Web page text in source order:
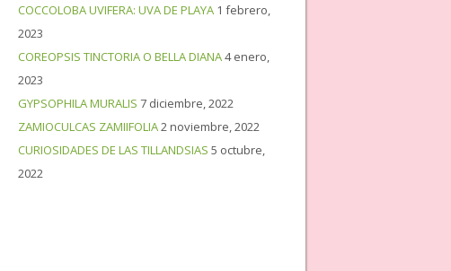
COCCOLOBA UVIFERA: UVA DE PLAYA 1 febrero,
2023
COREOPSIS TINCTORIA O BELLA DIANA4 enero,
2023
GYPSOPHILA MURALIS 7 diciembre, 2022
ZAMIOCULCAS ZAMIIFOLIA2 noviembre, 2022
CURIOSIDADES DE LAS TILLANDSIAS 5 octubre,
2022